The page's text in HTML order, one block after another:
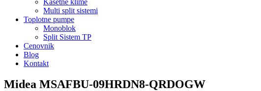
Kasetne klime
Multi split sistemi
Toplotne pumpe
Monoblok
Split Sistem TP
Cenovnik
Blog
Kontakt
Midea MSAFBU-09HRDN8-QRDOGW